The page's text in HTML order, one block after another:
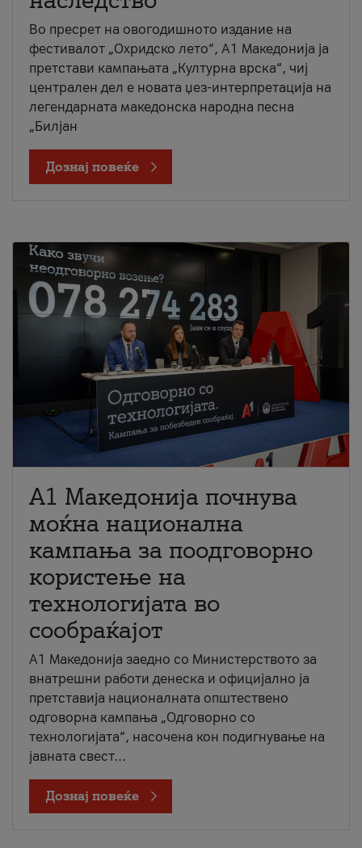
Во пресрет на овогодишното издание на
фестивалот „Охридско лето“, А1 Македонија ја
претстави кампањата „Културна врска“, чиј
централен дел е новата џез-интерпретација на
легендарната македонска народна песна
„Билјан
Дознај повеќе
A1 Македонија почнува
моќна национална
кампања за поодговорно
користење на
технологијата во
сообраќајот
A1 Македонија заедно со Министерството за
внатрешни работи денеска и официјално ја
претставија националната општествено
одговорна кампања „Одговорно со
технологијата“, насочена кон подигнување на
јавната свест...
Дознај повеќе